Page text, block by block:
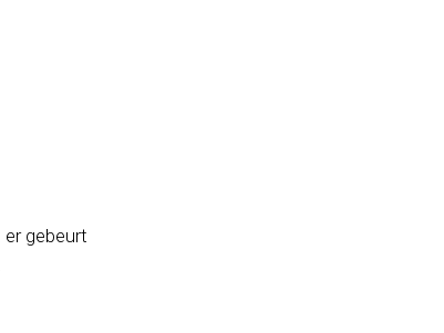
er gebeurt